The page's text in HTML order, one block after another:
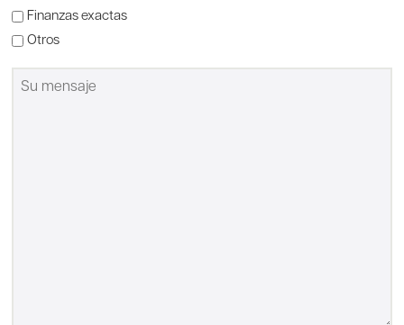
Finanzas exactas
Otros